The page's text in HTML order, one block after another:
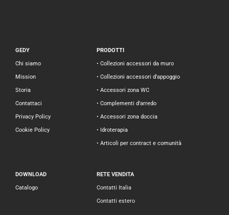
GEDY
Chi siamo
Mission
Storia
Contattaci
Privacy Policy
Cookie Policy
PRODOTTI
• Collezioni accessori da muro
• Collezioni accessori d’appoggio
• Accessori zona WC
• Complementi d’arredo
• Accessori zona doccia
• Idroterapia
• Articoli per contract e comunità
DOWNLOAD
Catalogo
RETE VENDITA
Contatti Italia
Contatti estero